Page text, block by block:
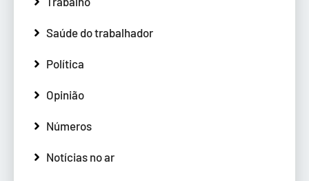
Saúde do trabalhador
Política
Opinião
Números
Notícias no ar